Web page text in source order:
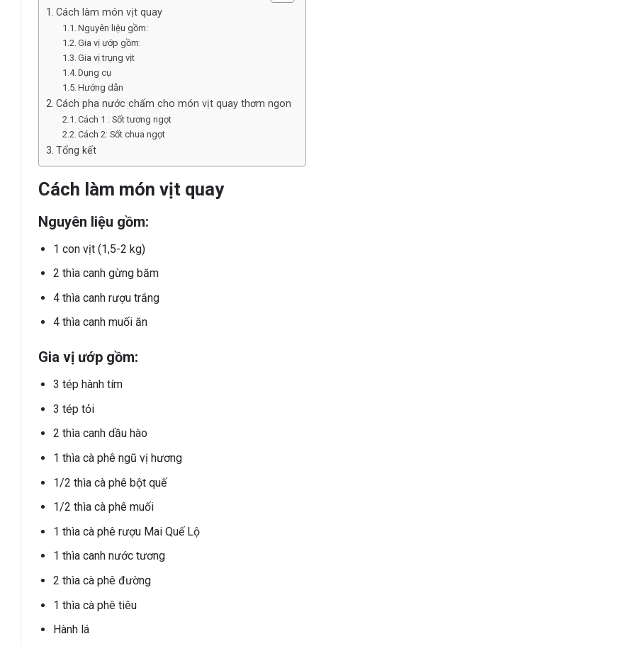
Cách làm món vịt quay
Nguyên liệu gồm:
Gia vị ướp gồm:
Gia vị trụng vịt
Dụng cụ
Hướng dẫn
Cách pha nước chấm cho món vịt quay thơm ngon
Cách 1 : Sốt tương ngọt
Cách 2: Sốt chua ngọt
Tổng kết
Cách làm món vịt quay
Nguyên liệu gồm:
1 con vịt (1,5-2 kg)
2 thìa canh gừng băm
4 thìa canh rượu trắng
4 thìa canh muối ăn
Gia vị ướp gồm:
3 tép hành tím
3 tép tỏi
2 thìa canh dầu hào
1 thìa cà phê ngũ vị hương
1/2 thìa cà phê bột quế
1/2 thìa cà phê muối
1 thìa cà phê rượu Mai Quế Lộ
1 thìa canh nước tương
2 thìa cà phê đường
1 thìa cà phê tiêu
Hành lá